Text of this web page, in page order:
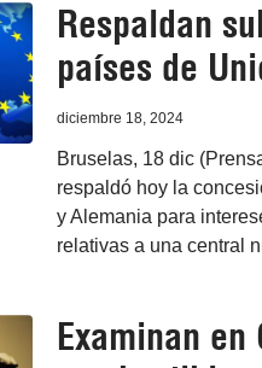
Respaldan
países de
diciembre 18, 2024
Bruselas, 18 dic
respaldó hoy la
y Alemania para
relativas a una central
Examinan en